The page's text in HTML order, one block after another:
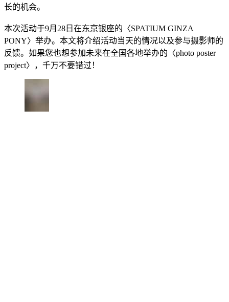
长的机会。
本次活动于9月28日在东京银座的〈SPATIUM GINZA
PONY〉举办。本文将介绍活动当天的情况以及参与摄影师的
反馈。如果您也想参加未来在全国各地举办的〈photo poster
project〉，千万不要错过！